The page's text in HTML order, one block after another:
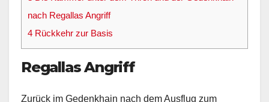
nach Regallas Angriff
4 Rückkehr zur Basis
Regallas Angriff
Zurück im Gedenkhain nach dem Ausflug zum